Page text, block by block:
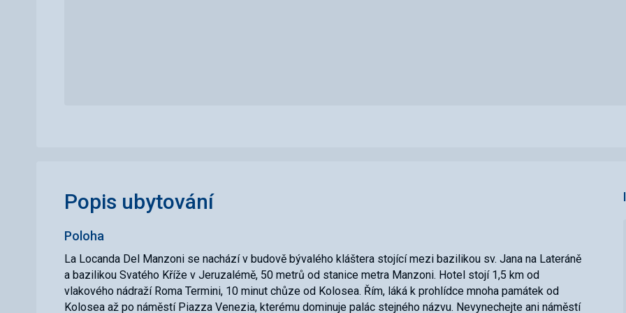
Popis ubytování
Poloha
La Locanda Del Manzoni se nachází v budově bývalého kláštera stojící mezi bazilikou sv. Jana na Lateráně
a bazilikou Svatého Kříže v Jeruzalémě, 50 metrů od stanice metra Manzoni. Hotel stojí 1,5 km od
vlakového nádraží Roma Termini, 10 minut chůze od Kolosea. Řím, láká k prohlídce mnoha památek od
Kolosea až po náměstí Piazza Venezia, kterému dominuje palác stejného názvu. Nevynechejte ani náměstí